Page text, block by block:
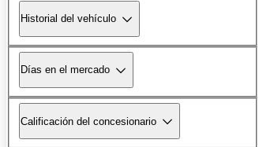
Historial del vehículo
Días en el mercado
Calificación del concesionario